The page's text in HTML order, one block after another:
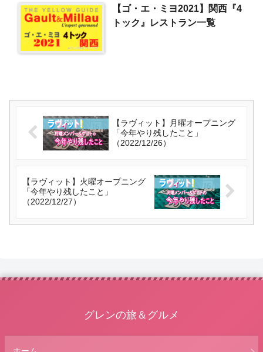
【ゴ・エ・ミヨ2021】関西『4
トック』レストラン一覧
【ラヴィット】月曜オープニング
「今年やり残したこと」
（2022/12/26）
【ラヴィット】火曜オープニング
「今年やり残したこと」
（2022/12/27）
グレンの旅＆グルメ